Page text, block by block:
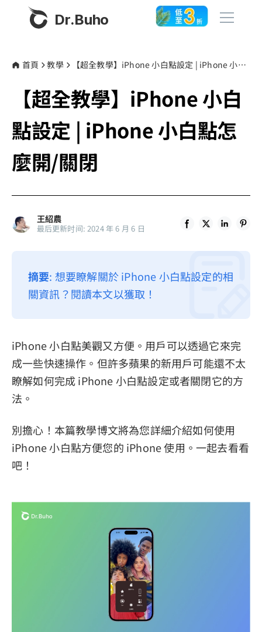
Dr.Buho
產品
BuhoCleaner
BuhoUnlocker
BuhoRepair
BuhoLaunchpad
商店
部落格
隱私權政策
服務條款
首頁 教學 【超全教學】iPhone 小白點設定 | iPhone 小白點怎麼開/關閉
【超全教學】iPhone 小白
點設定 | iPhone 小白點怎
麼開/關閉
王紹農
最后更新时间: 2024 年 6 月 6 日
摘要: 想要瞭解關於 iPhone 小白點設定的相
關資訊？閱讀本文以獲取！
iPhone 小白點美觀又方便。用戶可以透過它來完
成一些快速操作。但許多蘋果的新用戶可能還不太
瞭解如何完成 iPhone 小白點設定或者關閉它的方
法。
別擔心！本篇教學博文將為您詳細介紹如何使用
iPhone 小白點方便您的 iPhone 使用。一起去看看
吧！